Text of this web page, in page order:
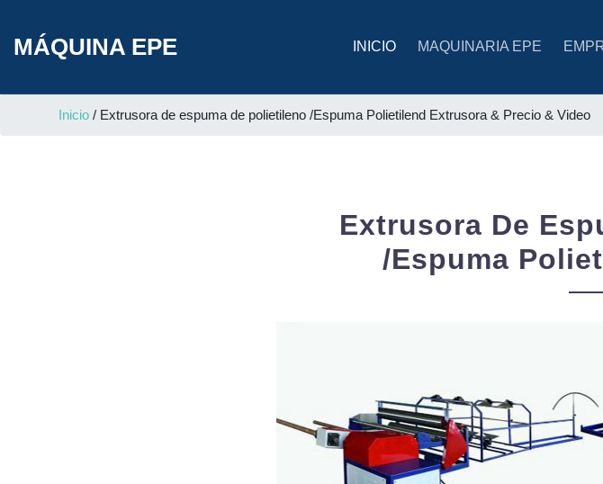
MÁQUINA EPE INICIO(CURRENT)
MAQUINARIA EPE
Inicio / Extrusora de espuma de polietileno /Espuma Polietilend Extrusora & Precio & Video
Extrusora De
/Espuma